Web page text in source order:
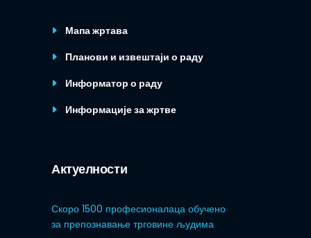
Мапа жртава
Планови и извештаји о раду
Информатор о раду
Информације за жртве
Актуелности
Скоро 1500 професионалаца обучено
за препознавање трговине људима